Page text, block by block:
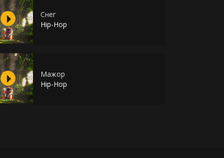
Снег
Hip-Hop
Мажор
Hip-Hop